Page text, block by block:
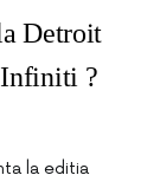
Detroit
Infiniti ?
la editia